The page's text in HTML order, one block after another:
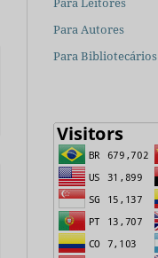
Para Autores
Para Bibliotecários